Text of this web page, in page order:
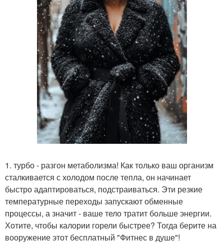
1. турбо - разгон метаболизма! Как только ваш организм
сталкивается с холодом после тепла, он начинает
быстро адаптироваться, подстраиваться. Эти резкие
температурные переходы запускают обменные
процессы, а значит - ваше тело тратит больше энергии.
Хотите, чтобы калории горели быстрее? Тогда берите на
вооружение этот бесплатный "Фитнес в душе"!